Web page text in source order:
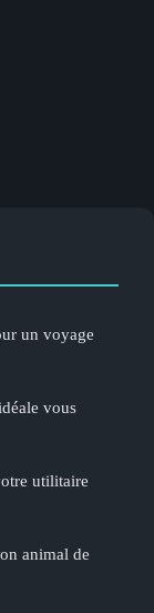
un voyage
vous
utilitaire
animal de